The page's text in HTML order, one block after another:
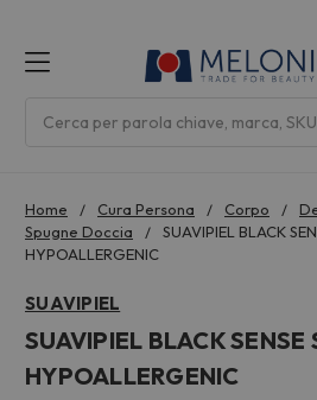
Home Cura Persona Corpo
Spugne Doccia
SUAVIPIEL BLACK
HYPOALLERGENIC
SUAVIPIEL
SUAVIPIEL BLACK SENSE
HYPOALLERGENIC